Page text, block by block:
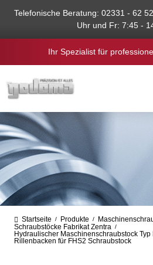
springen
Telefonische Beratung: 02331 - 62
Uhr und Fr: 7:45 -
Ihr Spezialist für
Startseite / Produkte /
Schraubstöcke Fabrikat Zentra /
Hydraulischer Maschinenschraubstock Typ
Rillenbacken für FHS2 Schraubstock